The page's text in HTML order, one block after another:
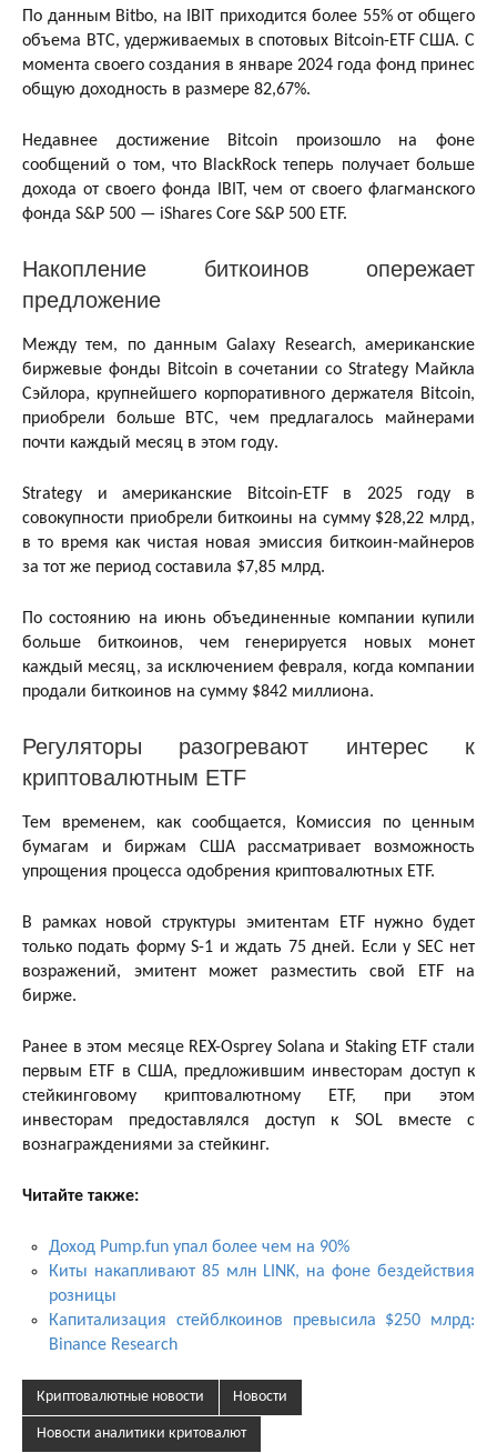
По данным Bitbo, на IBIT приходится более 55% от общего
объема BTC, удерживаемых в спотовых Bitcoin-ETF США. С
момента своего создания в январе 2024 года фонд принес
общую доходность в размере 82,67%.
Недавнее достижение Bitcoin произошло на фоне
сообщений о том, что BlackRock теперь получает больше
дохода от своего фонда IBIT, чем от своего флагманского
фонда S&P 500 — iShares Core S&P 500 ETF.
Накопление биткоинов опережает
предложение
Между тем, по данным Galaxy Research, американские
биржевые фонды Bitcoin в сочетании со Strategy Майкла
Сэйлора, крупнейшего корпоративного держателя Bitcoin,
приобрели больше BTC, чем предлагалось майнерами
почти каждый месяц в этом году.
Strategy и американские Bitcoin-ETF в 2025 году в
совокупности приобрели биткоины на сумму $28,22 млрд,
в то время как чистая новая эмиссия биткоин-майнеров
за тот же период составила $7,85 млрд.
По состоянию на июнь объединенные компании купили
больше биткоинов, чем генерируется новых монет
каждый месяц, за исключением февраля, когда компании
продали биткоинов на сумму $842 миллиона.
Регуляторы разогревают интерес к
криптовалютным ETF
Тем временем, как сообщается, Комиссия по ценным
бумагам и биржам США рассматривает возможность
упрощения процесса одобрения криптовалютных ETF.
В рамках новой структуры эмитентам ETF нужно будет
только подать форму S-1 и ждать 75 дней. Если у SEC нет
возражений, эмитент может разместить свой ETF на
бирже.
Ранее в этом месяце REX-Osprey Solana и Staking ETF стали
первым ETF в США, предложившим инвесторам доступ к
стейкинговому криптовалютному ETF, при этом
инвесторам предоставлялся доступ к SOL вместе с
вознаграждениями за стейкинг.
Читайте также:
Доход Pump.fun упал более чем на 90%
Киты накапливают 85 млн LINK, на фоне бездействия
розницы
Капитализация стейблкоинов превысила $250 млрд:
Binance Research
Криптовалютные новости Новости
Новости аналитики критовалют